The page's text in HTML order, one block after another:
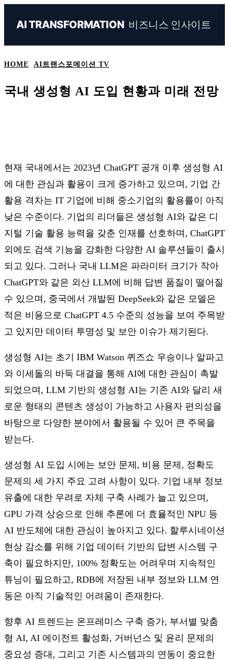
AI TRANSFORMATION 비즈니스 인사이트
HOME AI트랜스포메이션 TV
국내 생성형 AI 도입 현황과 미래 전망
현재 국내에서는 2023년 ChatGPT 공개 이후 생성형 AI
에 대한 관심과 활용이 크게 증가하고 있으며, 기업 간
활용 격차는 IT 기업에 비해 중소기업의 활용률이 아직
낮은 수준이다. 기업의 리더들은 생성형 AI와 같은 디
지털 기술 활용 능력을 갖춘 인재를 선호하며, ChatGPT
외에도 검색 기능을 강화한 다양한 AI 솔루션들이 출시
되고 있다. 그러나 국내 LLM은 파라미터 크기가 작아
ChatGPT와 같은 외산 LLM에 비해 답변 품질이 떨어질
수 있으며, 중국에서 개발된 DeepSeek와 같은 모델은
적은 비용으로 ChatGPT 4.5 수준의 성능을 보여 주목받
고 있지만 데이터 투명성 및 보안 이슈가 제기된다.
생성형 AI는 초기 IBM Watson 퀴즈쇼 우승이나 알파고
와 이세돌의 바둑 대결을 통해 AI에 대한 관심이 촉발
되었으며, LLM 기반의 생성형 AI는 기존 AI와 달리 새
로운 형태의 콘텐츠 생성이 가능하고 사용자 편의성을
바탕으로 다양한 분야에서 활용될 수 있어 큰 주목을
받는다.
생성형 AI 도입 시에는 보안 문제, 비용 문제, 정확도
문제의 세 가지 주요 고려 사항이 있다. 기업 내부 정보
유출에 대한 우려로 자체 구축 사례가 늘고 있으며,
GPU 가격 상승으로 인해 추론에 더 효율적인 NPU 등
AI 반도체에 대한 관심이 높아지고 있다. 할루시네이션
현상 감소를 위해 기업 데이터 기반의 답변 시스템 구
축이 필요하지만, 100% 정확도는 어려우며 지속적인
튜닝이 필요하고, RDB에 저장된 내부 정보와 LLM 연
동은 아직 기술적인 어려움이 존재한다.
향후 AI 트렌드는 온프레미스 구축 증가, 부서별 맞춤
형 AI, AI 에이전트 활성화, 거버넌스 및 윤리 문제의
중요성 증대, 그리고 기존 시스템과의 연동이 중요한